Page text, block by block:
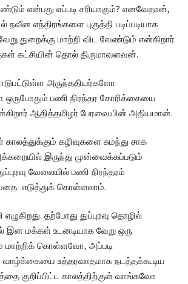
என்பது எப்படி சரியாகும்? எனவேதான்,
நவீன எந்திரங்களை புகுத்தி படிப்படியாக
துறைக்கு மாற்றி விட வேண்டும் என்கிறார்
கட்சியின் தொல் திருமாவளவன்.
அருந்ததியர்களோ
ஒருபோதும் பணி நிரந்தர கோரிக்கையை
ஆதித்தமிழர் பேரவையின் அதியமான்.
கழிவுகளை சுமந்து சாக
இருந்து முன்வைக்கப்படும்
வேலையில் பணி நிரந்தரம்
எடுத்துக் கொள்ளலாம்.
தற்போது துப்புரவு தொழில்
இன மக்கள் உடனடியாக வேறு ஒரு
மாற்றிக் கொள்ளவோ, அப்படி
உத்தரவாதமாக நடத்தக்கூடிய
குறிப்பிட்ட காலத்திற்குள் வாங்கவோ